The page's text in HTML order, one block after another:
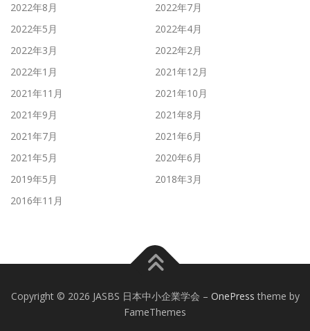
2022年8月
2022年7月
2022年5月
2022年4月
2022年3月
2022年2月
2022年1月
2021年12月
2021年11月
2021年10月
2021年9月
2021年8月
2021年7月
2021年6月
2021年5月
2020年6月
2019年5月
2018年3月
2016年11月
Copyright © 2026 JASBS 日本中小企業学会 – OnePress theme by
FameThemes